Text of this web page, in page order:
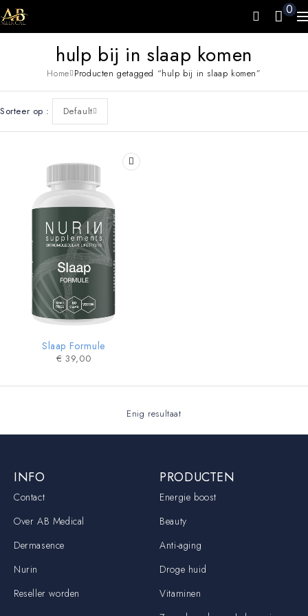
0
hulp bij in slaap komen
Home Producten getagged “hulp bij in slaap komen”
Sorteer op Default
Slaap Formule
€ 39,00
Enig resultaat
INFO
Contact
Over AB Medical
Dermasence
Nurin
Reseller worden
PRODUCTEN
Energie boost
Beauty
Anti-aging
Droge huid
Vitaminen